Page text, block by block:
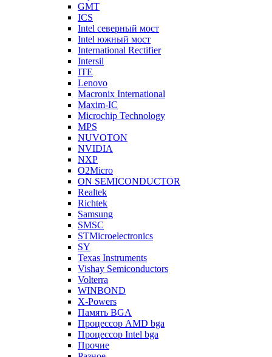
GMT
ICS
Intel северный мост
Intel южный мост
International Rectifier
Intersil
ITE
Lenovo
Macronix International
Maxim-IC
Microchip Technology
MPS
NUVOTON
NVIDIA
NXP
O2Micro
ON SEMICONDUCTOR
Realtek
Richtek
Samsung
SMSC
STMicroelectronics
SY
Texas Instruments
Vishay Semiconductors
Volterra
WINBOND
X-Powers
Память BGA
Процессор AMD bga
Процессор Intel bga
Прочие